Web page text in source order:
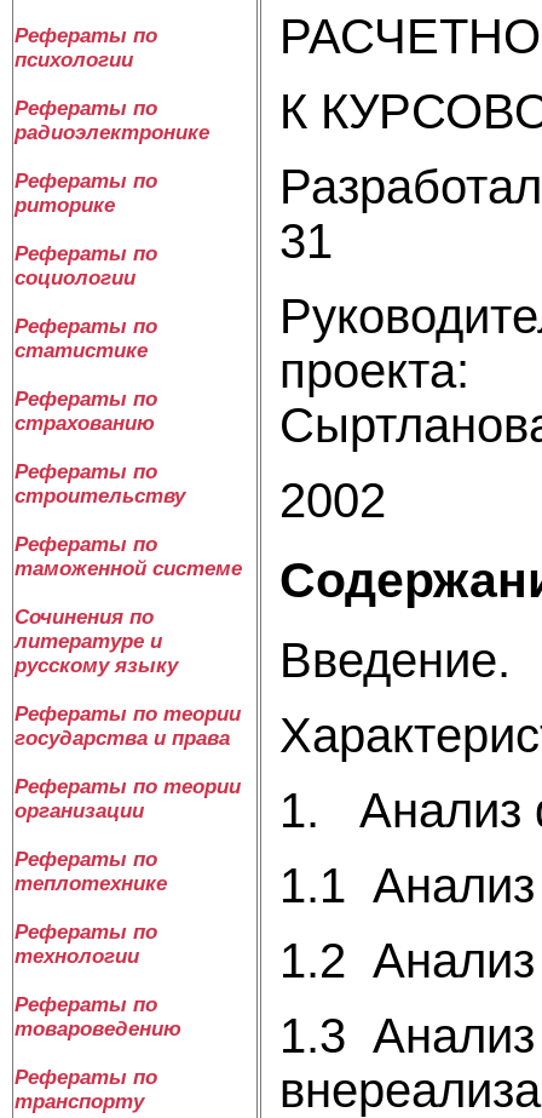
Рефераты по
психологии
Рефераты по
радиоэлектронике
Рефераты по
риторике
Рефераты по
социологии
Рефераты по
статистике
Рефераты по
страхованию
Рефераты по
строительству
Рефераты по
таможенной системе
Сочинения по
литературе и
русскому языку
Рефераты по теории
государства и права
Рефераты по теории
организации
Рефераты по
теплотехнике
Рефераты по
технологии
Рефераты по
товароведению
Рефераты по
транспорту
К
31
2002
Введение.
1. Анализ
1.1
1.2
1.3 Анализ